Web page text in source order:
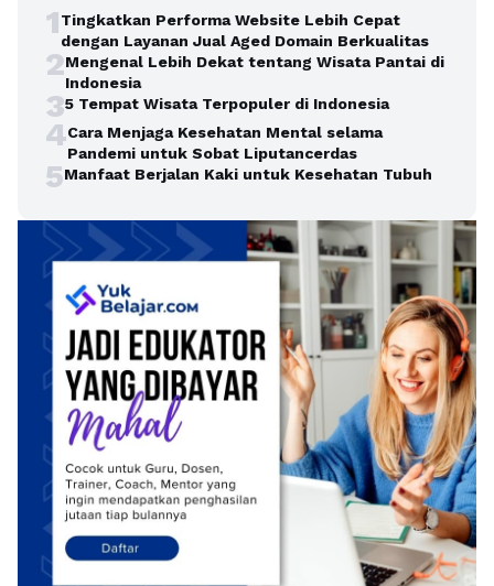
1Tingkatkan Performa Website Lebih Cepat
dengan Layanan Jual Aged Domain Berkualitas
2Mengenal Lebih Dekat tentang Wisata Pantai di
Indonesia
35 Tempat Wisata Terpopuler di Indonesia
4Cara Menjaga Kesehatan Mental selama
Pandemi untuk Sobat Liputancerdas
5Manfaat Berjalan Kaki untuk Kesehatan Tubuh